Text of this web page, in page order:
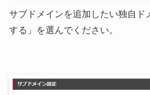
サブドメインを追加したい独自ド
する」を選んでください。